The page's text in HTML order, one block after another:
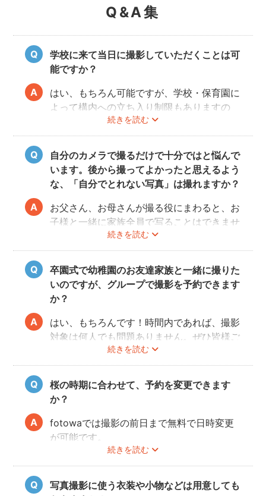
Q&A集
学校に来て当日に撮影していただくことは可
能ですか？
続きを読む
はい、もちろん可能ですが、学校・保育園に
よって構内への立ち入り制限もありますの
で、事前にご確認をお願いいたします。
自分のカメラで撮るだけで十分ではと悩んで
います。後から撮ってよかったと思えるよう
な、「自分でとれない写真」は撮れますか？
続きを読む
お父さん、お母さんが撮る役にまわると、お
子様と一緒に家族全員で写ることはできませ
んし、プロの機材や構図ならではのクオリテ
ィもあります。
10年後、20年後に見返して、撮ってよかっ
たと思っていただける写真をお届けします。
卒園式で幼稚園のお友達家族と一緒に撮りた
いのですが、グループで撮影を予約できます
か？
続きを読む
はい、もちろんです！時間内であれば、撮影
対象は何人でも問題ありません。ぜひ皆様ご
一緒に素敵な思い出を残してください。
桜の時期に合わせて、予約を変更できます
か？
続きを読む
fotowaでは撮影の前日まで無料で日時変更
が可能です。
ご予約の変更方法はこちら
い。
フォトグラファーの都合により、ご希望の変
写真撮影に使う衣装や小物などは用意しても